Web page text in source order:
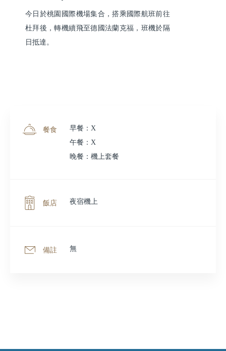
今日於桃園國際機場集合，搭乘國際航班前往
杜拜後，轉機續飛至德國法蘭克福，班機於隔
日抵達。
餐食
早餐：X
午餐：X
晚餐：機上套餐
飯店 夜宿機上
備註 無